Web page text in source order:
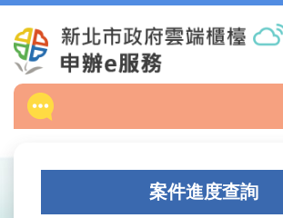
跳
案件進度查詢